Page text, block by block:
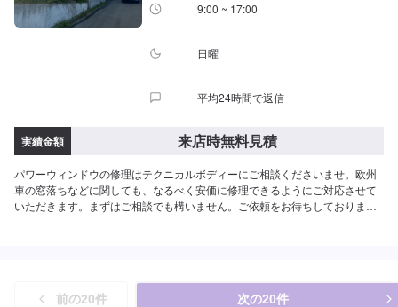
9:00 ~ 17:00
日曜
平均24時間で返信
実績金額 来店時無料見積
パワーウィンドウの修理はテクニカルボディーにご相談くださいませ。欧州
車の窓落ちなどに関しても、なるべく安価に修理できるようにご対応させて
いただきます。まずはご相談でも構いません。ご依頼をお待ちしておりま
前の20件 次の20件